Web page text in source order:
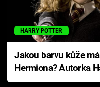
HARRY POTTER
Jakou barvu kůže
Hermiona? Autorka
Pottera přišla s